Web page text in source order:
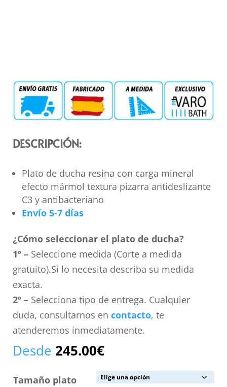
DESCRIPCIÓN:
Plato de ducha resina con carga mineral
efecto mármol textura pizarra antideslizante
C3 y antibacteriano
Envío 5-7 días
¿Cómo seleccionar el plato de ducha?
1º –Seleccione medida (Corte a medida
gratuito).Si lo necesita describa su medida
exacta.
2º –Selecciona tipo de entrega. Cualquier
duda, consultarnos en contacto, te
atenderemos inmediatamente.
Desde 245.00€
Tamaño plato